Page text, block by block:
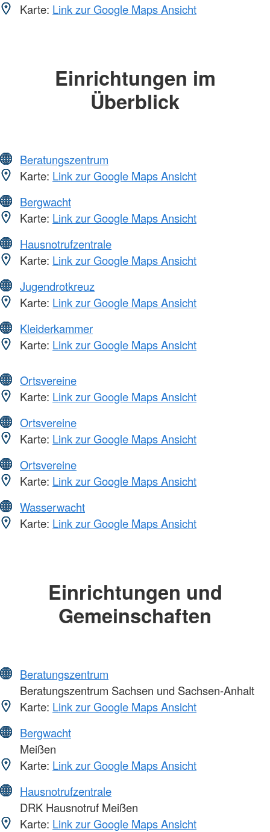
Karte: Link zur Google Maps Ansicht
Einrichtungen im
Überblick
Beratungszentrum
Karte: Link zur Google Maps Ansicht
Bergwacht
Karte: Link zur Google Maps Ansicht
Hausnotrufzentrale
Karte: Link zur Google Maps Ansicht
Jugendrotkreuz
Karte: Link zur Google Maps Ansicht
Kleiderkammer
Karte: Link zur Google Maps Ansicht
Ortsvereine
Karte: Link zur Google Maps Ansicht
Ortsvereine
Karte: Link zur Google Maps Ansicht
Ortsvereine
Karte: Link zur Google Maps Ansicht
Wasserwacht
Karte: Link zur Google Maps Ansicht
Einrichtungen und
Gemeinschaften
Beratungszentrum
Beratungszentrum Sachsen und Sachsen-Anhalt
Karte: Link zur Google Maps Ansicht
Bergwacht
Meißen
Karte: Link zur Google Maps Ansicht
Hausnotrufzentrale
DRK Hausnotruf Meißen
Karte: Link zur Google Maps Ansicht